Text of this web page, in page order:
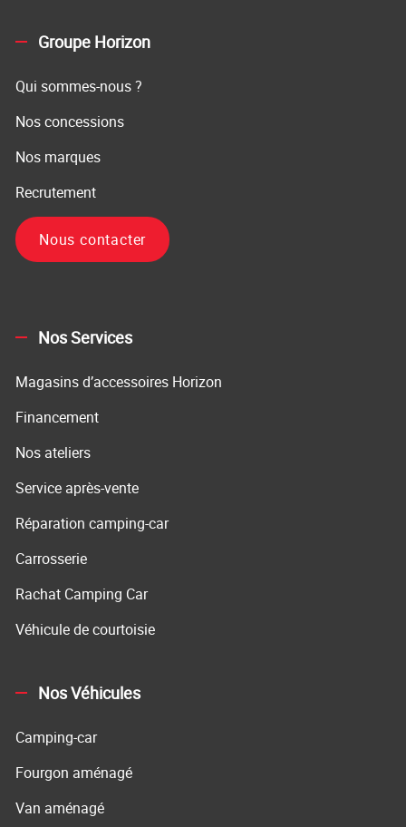
Groupe Horizon
Qui sommes-nous ?
Nos concessions
Nos marques
Recrutement
Nous contacter
Nos Services
Magasins d’accessoires Horizon
Financement
Nos ateliers
Service après-vente
Réparation camping-car
Carrosserie
Rachat Camping Car
Véhicule de courtoisie
Nos Véhicules
Camping-car
Fourgon aménagé
Van aménagé